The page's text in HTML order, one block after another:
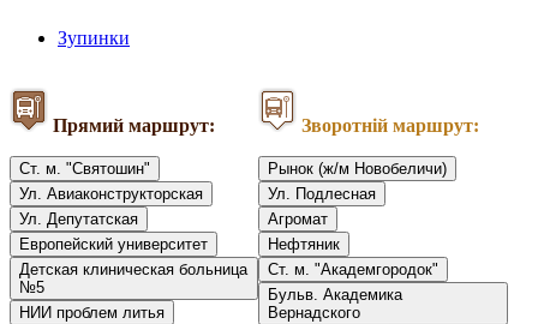
Зупинки
Прямий маршрут:
Ст. м. "Святошин"
Ул. Авиаконструкторская
Ул. Депутатская
Европейский университет
Детская клиническая больница
№5
НИИ проблем литья
Зворотній маршрут:
Рынок (ж/м Новобеличи)
Ул. Подлесная
Агромат
Нефтяник
Ст. м. "Академгородок"
Бульв. Академика
Вернадского